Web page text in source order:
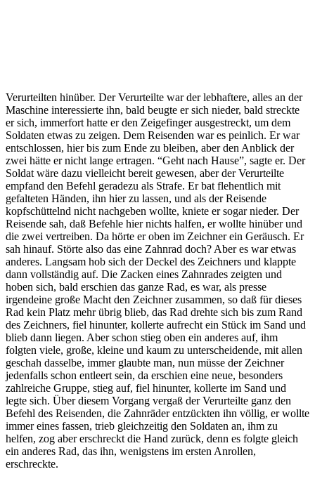
Verurteilten hinüber. Der Verurteilte war der lebhaftere, alles an der
Maschine interessierte ihn, bald beugte er sich nieder, bald streckte
er sich, immerfort hatte er den Zeigefinger ausgestreckt, um dem
Soldaten etwas zu zeigen. Dem Reisenden war es peinlich. Er war
entschlossen, hier bis zum Ende zu bleiben, aber den Anblick der
zwei hätte er nicht lange ertragen. “Geht nach Hause”, sagte er. Der
Soldat wäre dazu vielleicht bereit gewesen, aber der Verurteilte
empfand den Befehl geradezu als Strafe. Er bat flehentlich mit
gefalteten Händen, ihn hier zu lassen, und als der Reisende
kopfschüttelnd nicht nachgeben wollte, kniete er sogar nieder. Der
Reisende sah, daß Befehle hier nichts halfen, er wollte hinüber und
die zwei vertreiben. Da hörte er oben im Zeichner ein Geräusch. Er
sah hinauf. Störte also das eine Zahnrad doch? Aber es war etwas
anderes. Langsam hob sich der Deckel des Zeichners und klappte
dann vollständig auf. Die Zacken eines Zahnrades zeigten und
hoben sich, bald erschien das ganze Rad, es war, als presse
irgendeine große Macht den Zeichner zusammen, so daß für dieses
Rad kein Platz mehr übrig blieb, das Rad drehte sich bis zum Rand
des Zeichners, fiel hinunter, kollerte aufrecht ein Stück im Sand und
blieb dann liegen. Aber schon stieg oben ein anderes auf, ihm
folgten viele, große, kleine und kaum zu unterscheidende, mit allen
geschah dasselbe, immer glaubte man, nun müsse der Zeichner
jedenfalls schon entleert sein, da erschien eine neue, besonders
zahlreiche Gruppe, stieg auf, fiel hinunter, kollerte im Sand und
legte sich. Über diesem Vorgang vergaß der Verurteilte ganz den
Befehl des Reisenden, die Zahnräder entzückten ihn völlig, er wollte
immer eines fassen, trieb gleichzeitig den Soldaten an, ihm zu
helfen, zog aber erschreckt die Hand zurück, denn es folgte gleich
ein anderes Rad, das ihn, wenigstens im ersten Anrollen,
erschreckte.